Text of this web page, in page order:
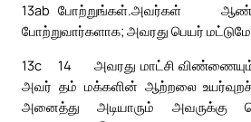
போற்றுங்கள்.
13ab
அவர்கள்
போற்றுவார்களாக; அவரது பெயர் மட்டுமே
13c
அவரது மாட்சி
14
அவர் தம் மக்களின் ஆற்றலை
அனைத்து அடியாரும் அவருக்கு